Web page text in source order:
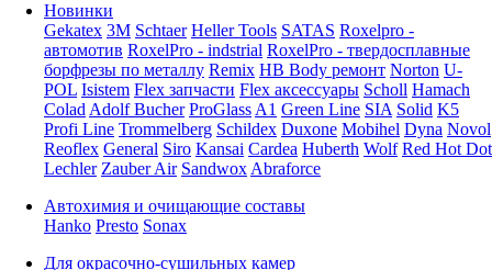
Новинки
Gekatex 3M Schtaer Heller Tools SATAS Roxelpro -
автомотив RoxelPro - indstrial RoxelPro - твердосплавные
борфрезы по металлу Remix HB Body ремонт Norton U-
POL Isistem Flex запчасти Flex аксессуары Scholl Hamach
Colad Adolf Bucher ProGlass A1 Green Line SIA Solid K5
Profi Line Trommelberg Schildex Duxone Mobihel Dyna Novol
Reoflex General Siro Kansai Cardea Huberth Wolf Red Hot Dot
Lechler Zauber Air Sandwox Abraforce
Автохимия и очищающие составы
Hanko Presto Sonax
Для окрасочно-сушильных камер